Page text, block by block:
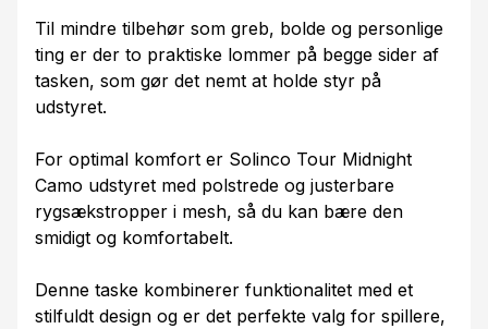
Til mindre tilbehør som greb, bolde og personlige
ting er der to praktiske lommer på begge sider af
tasken, som gør det nemt at holde styr på
udstyret.
For optimal komfort er Solinco Tour Midnight
Camo udstyret med polstrede og justerbare
rygsækstropper i mesh, så du kan bære den
smidigt og komfortabelt.
Denne taske kombinerer funktionalitet med et
stilfuldt design og er det perfekte valg for spillere,